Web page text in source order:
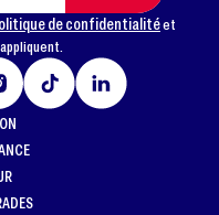
de confidentialitéet